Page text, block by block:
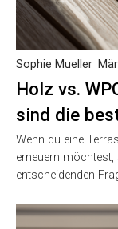
Holz vs.
sind die
Sophie Mueller
Wenn du eine
erneuern
entscheidenden